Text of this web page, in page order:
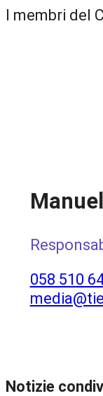
I membri del
058 510
Notizie